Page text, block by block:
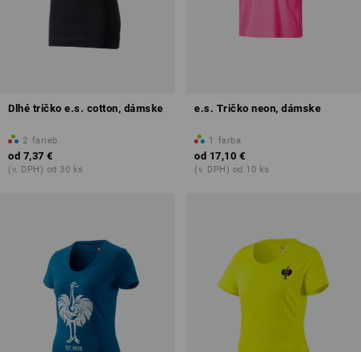
Dlhé tričko e.s. cotton, dámske
2 farieb
od 7,37 €
(v. DPH) od 30 ks
e.s. Tričko neon, dámske
1 farba
od 17,10 €
(v. DPH) od 10 ks